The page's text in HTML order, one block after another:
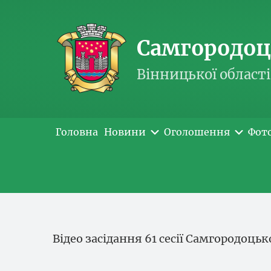
Вінницької області
Головна Новини Оголошення
Відео засідання 61 сесії